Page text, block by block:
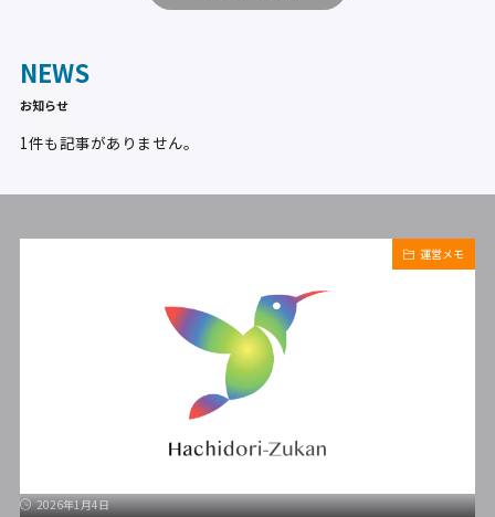
NEWS
お知らせ
1件も記事がありません。
運営メモ
2026年1月4日